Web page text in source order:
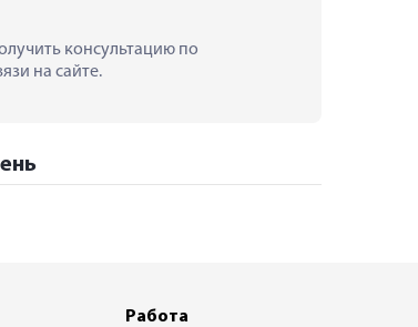
консультацию по
на сайте.
Работа